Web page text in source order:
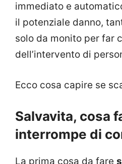
immediato e
il potenziale danno,
solo da monito per far
dell’intervento di
Ecco cosa capire se
Salvavita, cosa
interrompe di
La prima cosa da fare